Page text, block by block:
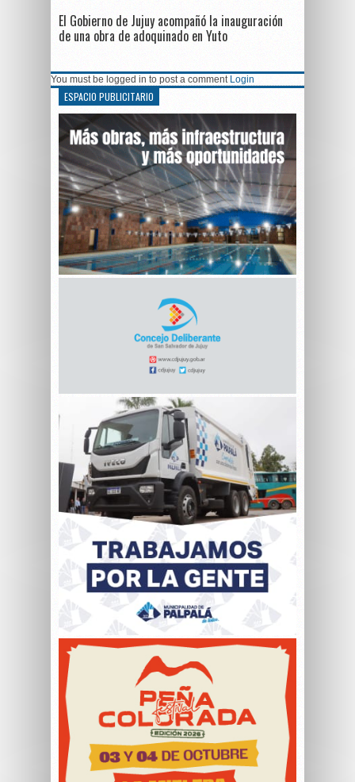
El Gobierno de Jujuy acompañó la inauguración
de una obra de adoquinado en Yuto
You must be logged in to post a comment Login
ESPACIO PUBLICITARIO